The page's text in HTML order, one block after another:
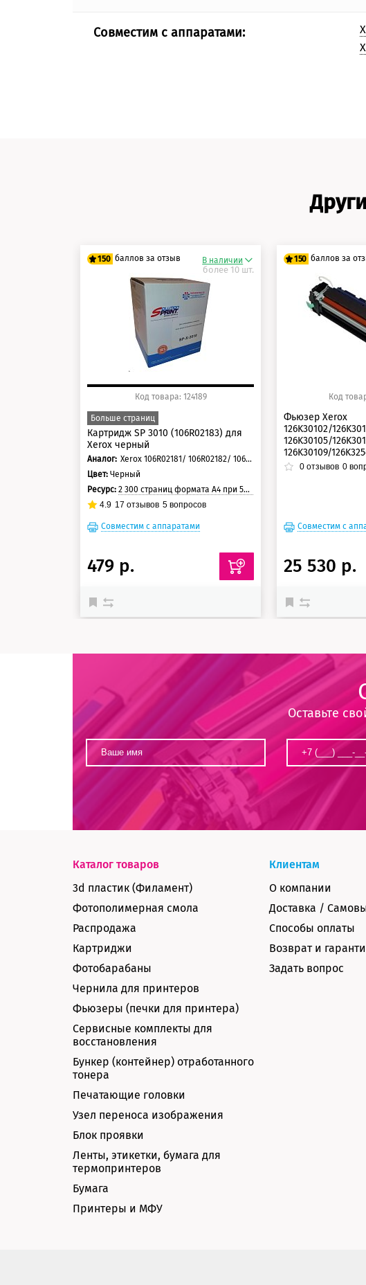
Совместим с аппаратами:
150 баллов за отзыв
125 баллов
150 баллов
В наличии
более 10 шт.
Код товара: 124189
Больше страниц
Картридж SP 3010 (106R02183) для
Xerox черный
Аналог:
Xerox 106R02181/ 106R02182/ 106R02183
Цвет: Черный
Ресурс:2 300 страниц формата А4 при 5% заполнении страницы
4.9 17 отзывов 5 вопросов
Совместим с аппаратами
479 р.
150 баллов за
125 баллов
150 баллов
Код
Фьюзер Xerox
126K30102/
126K30105/
126K30109/
оригинал
0отзывов 0
Совместим с
25 530 р.
Оставьте
Каталог товаров
3d пластик (Филамент)
Фотополимерная смола
Распродажа
Картриджи
Фотобарабаны
Чернила для принтеров
Фьюзеры (печки для принтера)
Сервисные комплекты для
восстановления
Бункер (контейнер) отработанного
тонера
Печатающие головки
Узел переноса изображения
Блок проявки
Ленты, этикетки, бумага для
термопринтеров
Бумага
Принтеры и МФУ
Клиентам
О компании
Доставка /
Способы оплаты
Возврат и
Задать вопрос